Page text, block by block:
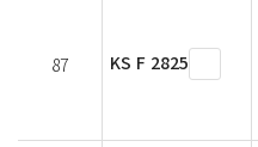
87 KS F 2825